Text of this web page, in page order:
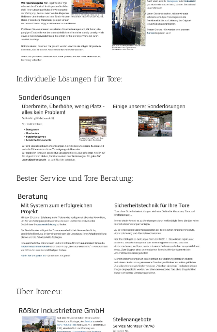
Individuelle Lösungen für Tore:
Bester Service und Tore Beratung:
Über Itore.eu: